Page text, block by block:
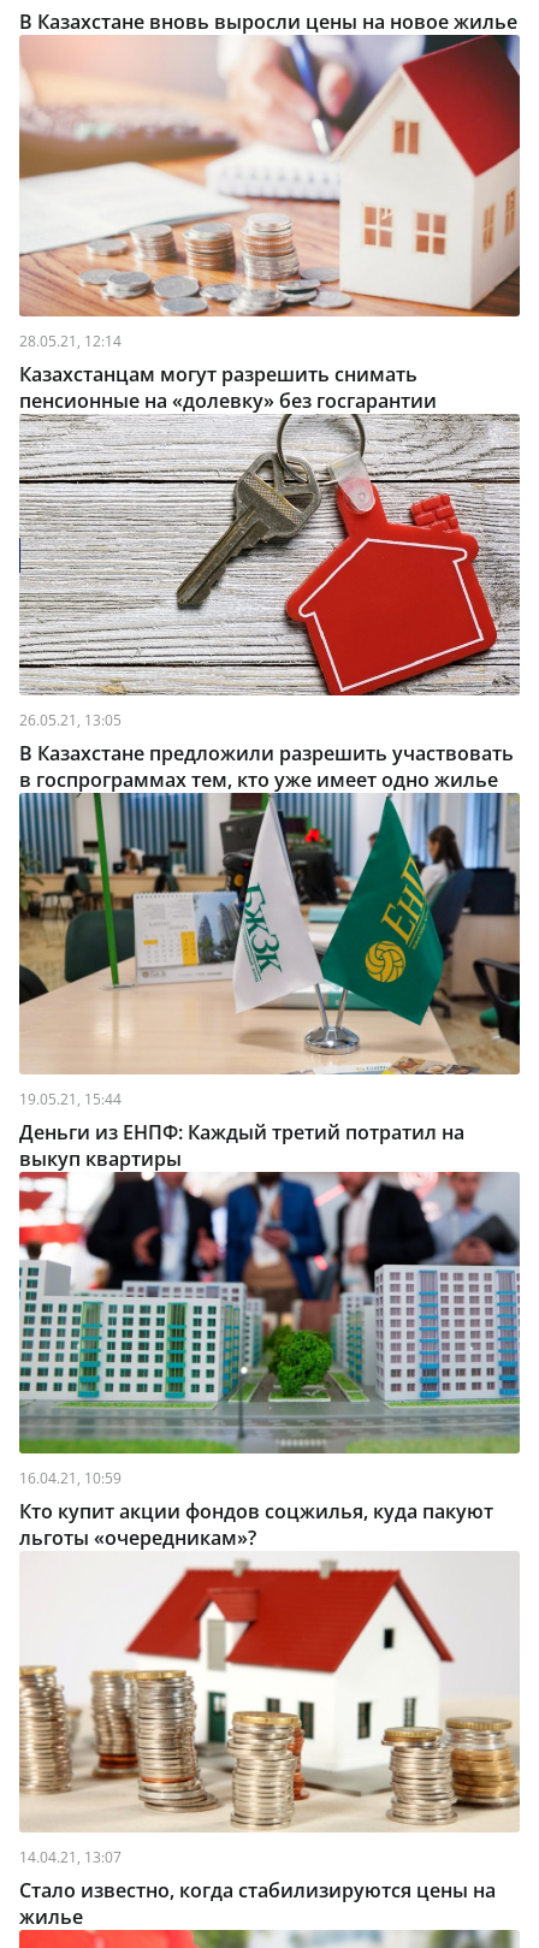
В Казахстане вновь выросли цены на новое жилье
28.05.21, 12:14
Казахстанцам могут разрешить снимать
пенсионные на «долевку» без госгарантии
26.05.21, 13:05
В Казахстане предложили разрешить участвовать
в госпрограммах тем, кто уже имеет одно жилье
19.05.21, 15:44
Деньги из ЕНПФ: Каждый третий потратил на
выкуп квартиры
16.04.21, 10:59
Кто купит акции фондов соцжилья, куда пакуют
льготы «очередникам»?
14.04.21, 13:07
Стало известно, когда стабилизируются цены на
жилье